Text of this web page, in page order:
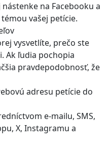
na Facebooku a
vašej petície.
vysvetlíte, prečo ste
Ak ľudia pochopia
pravdepodobnosť, že
adresu petície do
e-mailu, SMS,
X, Instagramu a